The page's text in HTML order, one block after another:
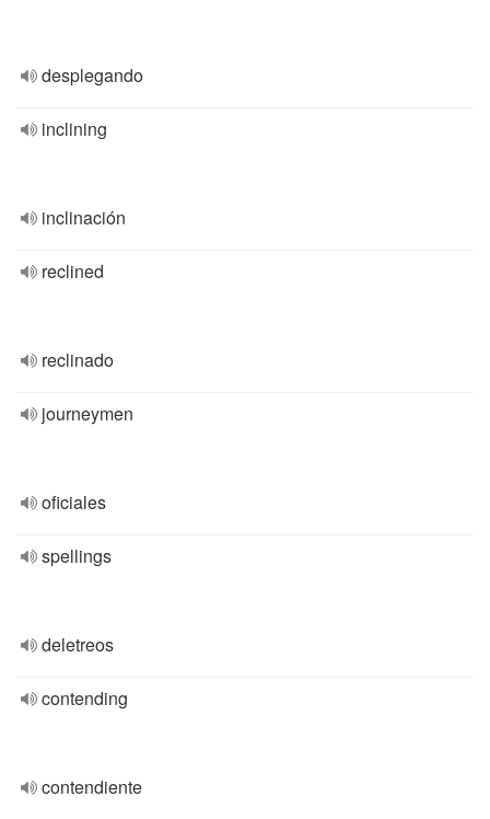
desplegando
inclining
inclinación
reclined
reclinado
journeymen
oficiales
spellings
deletreos
contending
contendiente